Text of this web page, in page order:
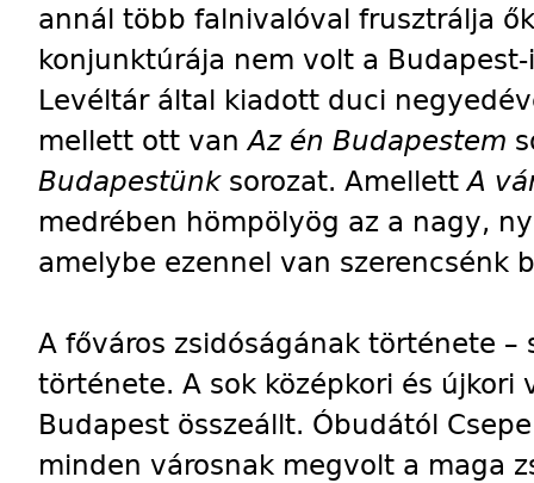
annál több falnivalóval frusztrálja
konjunktúrája nem volt a
Levéltár által kiadott duci
mellett ott vanAz én Budapestem
Budapestünksorozat. AmellettA
medrében hömpölyög az a nagy,
amelybe ezennel van szerencsénk
A főváros zsidóságának története –
története. A sok középkori és újkori
Budapest összeállt. Óbudától
minden városnak megvolt a maga